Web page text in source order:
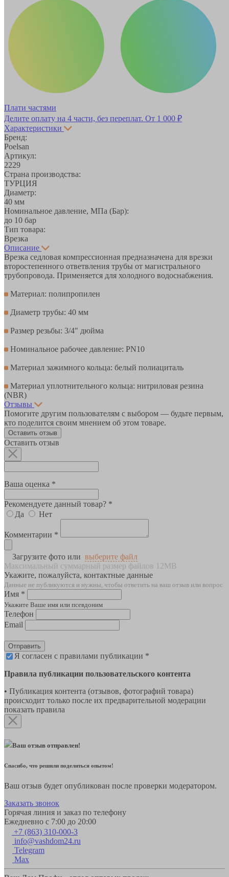
Плати частями
Делите оплату на 4 части, без переплат. От 1 000 ₽
Характеристики
Бренд:
Poelsan
Артикул:
2229
Страна производства:
ТУРЦИЯ
Диаметр:
40 мм
Номинальное давление, МПа (Бар):
до 10 бар
Тип товара:
Врезка
Описание
Врезка седловая компрессионная предназначена для врезки
второстепенного ответвления трубы от магистрального
трубопровода. Применяется для холодного водоснабжения.
Материал: полипропилен
Диаметр трубы: 40 мм
Размер резьбы: 3/4" дюйма
Номинальное рабочее давление: PN10
Материал зажимного кольца: белый полиациталь
Материал уплотнительного кольца: нитриловая резина
(NBR)
Отзывы
Помогите другим пользователям с выбором — будьте первым,
кто поделится своим мнением об этом товаре.
Оставить отзыв
Оставить отзыв
Ваша оценка *
Рекомендуете данный товар? *
Да
Нет
Комментарии *
Загрузите фото или выберите файл
Максимальный суммарный размер файлов 12MB
Укажите, пожалуйста, контактные данные
Данные не публикуются и нужны, чтобы ответить на ваш отзыв или вопрос
Имя *
Укажите Ваше имя или псевдоним
Телефон
Email
Отправить
Я согласен с правилами публикации *
Правила публикации пользовательского контента
• Публикация контента (отзывов, фотографий товара)
происходит только после их предварительной модерации
показать правила
Ваш отзыв отправлен!
Спасибо, что решили поделиться опытом!
Ваш отзыв будет опубликован после проверки модератором.
Заказать звонок
Горячая линия и заказ по телефону
Ежедневно с 7:00 до 20:00
+7 (863) 310-000-3
info@vashdom24.ru
Telegram
Max